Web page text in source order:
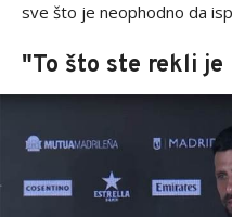
sve što je neophodno da
"To što ste rekli